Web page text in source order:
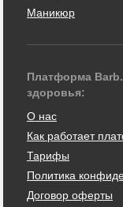
Маникюр
Платформа
здоровья:
О нас
Как работает
Тарифы
Политика
Договор оферты